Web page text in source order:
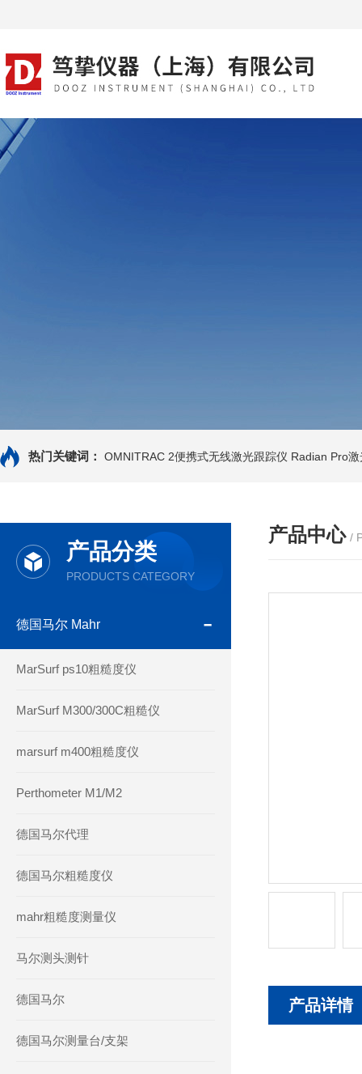
热门关键词： OMNITRAC 2便携式无线激光跟踪仪 Radian Pro
产品分类
PRODUCTS CATEGORY
德国马尔 Mahr
MarSurf ps10粗糙度仪
MarSurf M300/300C粗糙仪
marsurf m400粗糙度仪
Perthometer M1/M2
德国马尔代理
德国马尔粗糙度仪
mahr粗糙度测量仪
马尔测头测针
德国马尔
德国马尔测量台/支架
产品中心 /
产品详情